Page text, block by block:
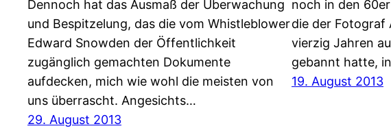
Dennoch hat das Ausmaß der Überwachung
und Bespitzelung, das die vom Whistleblower
Edward Snowden der Öffentlichkeit
zugänglich gemachten Dokumente
aufdecken, mich wie wohl die meisten von
uns überrascht. Angesichts…
29. August 2013
noch in den
die der Fotograf
vierzig Jahren
gebannt hatte,
19. August 2013